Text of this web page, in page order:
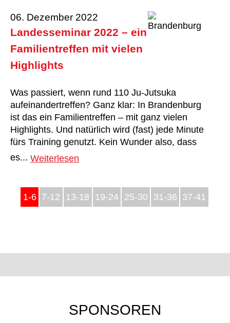
06. Dezember 2022
Landesseminar 2022 – ein
Familientreffen mit vielen
Highlights
Was passiert, wenn rund 110 Ju-Jutsuka
aufeinandertreffen? Ganz klar: In Brandenburg
ist das ein Familientreffen – mit ganz vielen
Highlights. Und natürlich wird (fast) jede Minute
fürs Training genutzt. Kein Wunder also, dass
es... Weiterlesen
1-6 7-12 13-18 19-24 25-30 31-36 37-41
SPONSOREN